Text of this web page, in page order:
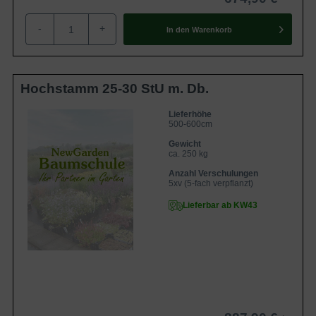
Züchtung der Schein-Akazie und ermöglicht dem Gärtner
Gestalt macht sie ideal für die Pflanzung als Straßen- und
heimischen Gartens. Hier kommt sie besonders in
solitärem Stand zur Geltung und setzt aparte Akzente. Ihre
elegante Form begeistert jeden Liebhaber geometrischer
Gartengestaltung und macht diese Gartenschönheit zu
Lichtspiele. Auch die zarte Blüte verwöhnt nicht nur
- + In den Warenkorb
Hochstamm 25-30 StU m. Db.
Lieferhöhe
500-600cm
Gewicht
ca. 250 kg
Anzahl Verschulungen
5xv (5-fach verpflanzt)
Lieferbar ab KW43